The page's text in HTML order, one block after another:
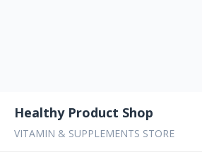
Healthy Product Shop
VITAMIN & SUPPLEMENTS STORE